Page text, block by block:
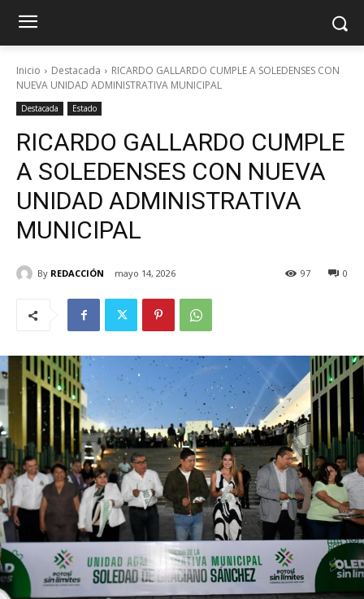
Inicio Destacada
RICARDO GALLARDO CUMPLE A SOLEDENSES CON
NUEVA UNIDAD ADMINISTRATIVA MUNICIPAL
Destacada Estado
RICARDO GALLARDO CUMPLE
A SOLEDENSES CON NUEVA
UNIDAD ADMINISTRATIVA
MUNICIPAL
By REDACCIÓN mayo 14, 2026 0
97